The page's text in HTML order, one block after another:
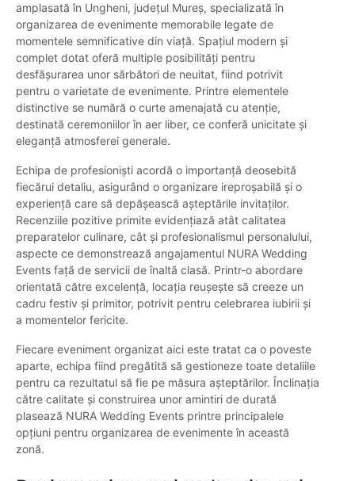
amplasată în Ungheni, județul Mureș, specializată în
organizarea de evenimente memorabile legate de
momentele semnificative din viață. Spațiul modern și
complet dotat oferă multiple posibilități pentru
desfășurarea unor sărbători de neuitat, fiind potrivit
pentru o varietate de evenimente. Printre elementele
distinctive se numără o curte amenajată cu atenție,
destinată ceremoniilor în aer liber, ce conferă unicitate și
eleganță atmosferei generale.
Echipa de profesioniști acordă o importanță deosebită
fiecărui detaliu, asigurând o organizare ireproșabilă și o
experiență care să depășească așteptările invitaților.
Recenziile pozitive primite evidențiază atât calitatea
preparatelor culinare, cât și profesionalismul personalului,
aspecte ce demonstrează angajamentul NURA Wedding
Events față de servicii de înaltă clasă. Printr-o abordare
orientată către excelență, locația reușește să creeze un
cadru festiv și primitor, potrivit pentru celebrarea iubirii și
a momentelor fericite.
Fiecare eveniment organizat aici este tratat ca o poveste
aparte, echipa fiind pregătită să gestioneze toate detaliile
pentru ca rezultatul să fie pe măsura așteptărilor. Înclinația
către calitate și construirea unor amintiri de durată
plasează NURA Wedding Events printre principalele
opțiuni pentru organizarea de evenimente în această
zonă.